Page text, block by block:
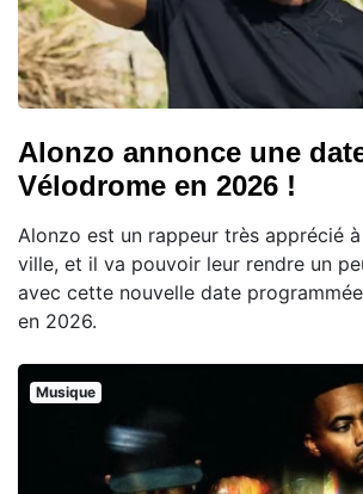
Alonzo annonce une
Vélodrome en 2026 !
Alonzo est un rappeur très apprécié
ville, et il va pouvoir leur rendre un
avec cette nouvelle date
en 2026.
Musique